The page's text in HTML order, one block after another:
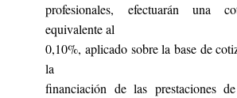
profesionales, efectuarán una
equivalente al
0,10%, aplicado sobre la base de
la
financiación de las prestaciones